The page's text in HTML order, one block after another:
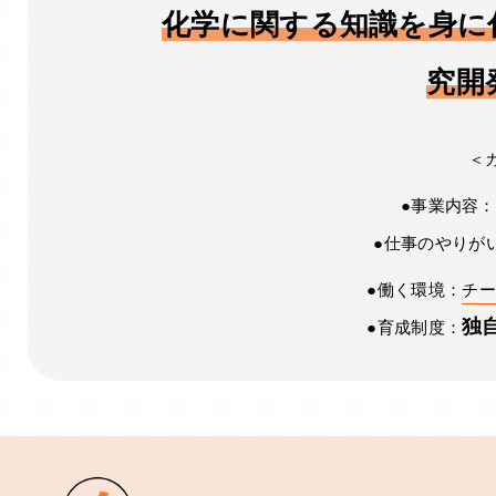
化学に関する知識を身
究開
＜
●事業内容：
●仕事のやりが
●働く環境：チ
●育成制度：独